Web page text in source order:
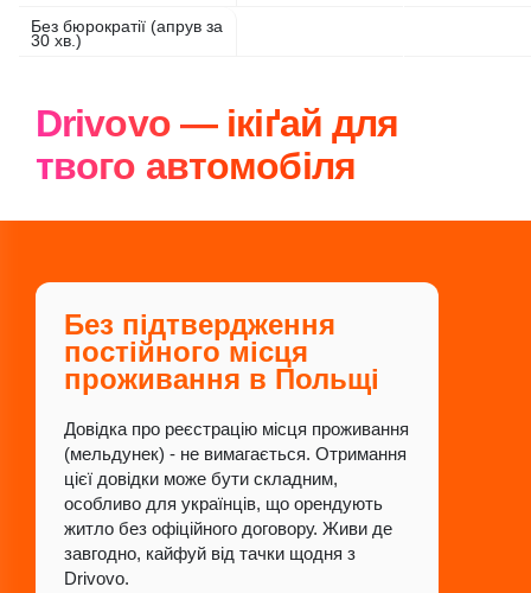
Без бюрократії (апрув за
30 хв.)
Drivovo — ікіґай для
твого автомобіля
Без підтвердження
постійного місця
проживання в Польщі
Довідка про реєстрацію місця проживання
(мельдунек) - не вимагається. Отримання
цієї довідки може бути складним,
особливо для українців, що орендують
житло без офіційного договору. Живи де
завгодно, кайфуй від тачки щодня з
Drivovo.